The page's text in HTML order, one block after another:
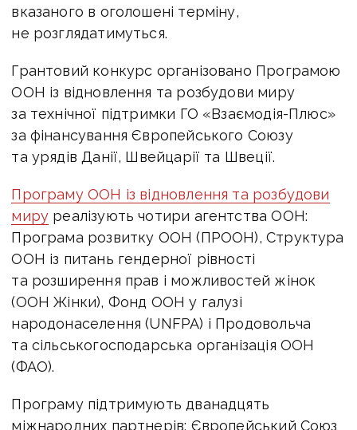
вказаного в оголошені терміну,
не розглядатимуться.
Грантовий конкурс організовано Програмою
ООН із відновлення та розбудови миру
за технічної підтримки ГО «Взаємодія-Плюс»
за фінансування Європейського Союзу
та урядів Данії, Швейцарії та Швеції.
Програму ООН із відновлення та розбудови
миру реалізують чотири агентства ООН:
Програма розвитку ООН (ПРООН), Структура
ООН із питань гендерної рівності
та розширення прав і можливостей жінок
(ООН Жінки), Фонд ООН у галузі
народонаселення (UNFPA) і Продовольча
та сільськогосподарська організація ООН
(ФАО).
Програму підтримують дванадцять
міжнародних партнерів: Європейський Союз